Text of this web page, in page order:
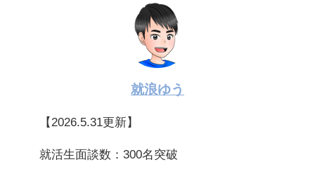
就浪ゆう
【2026.5.31更新】
就活生面談数：300名突破